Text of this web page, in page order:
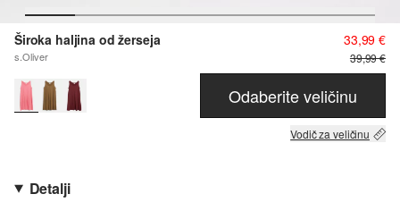
Široka haljina od žerseja
s.Oliver
33,99 €
39,99 €
Odaberite veličinu
Vodič za veličinu
Detalji